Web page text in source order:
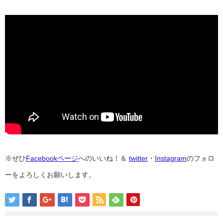
※ぜひFacebookページへのいいね！＆ twitter ・ Instagramのフォロ
ーをよろしくお願いします。